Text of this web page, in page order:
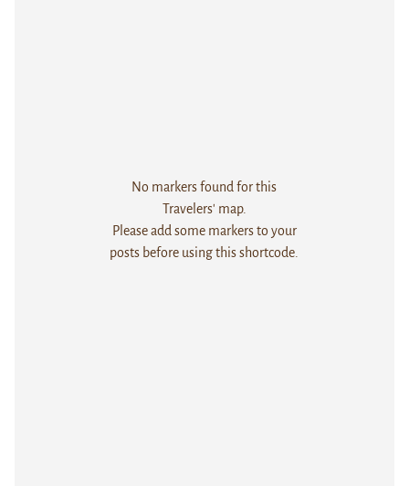
No markers found for this
Travelers' map.
Please add some markers to your
posts before using this shortcode.